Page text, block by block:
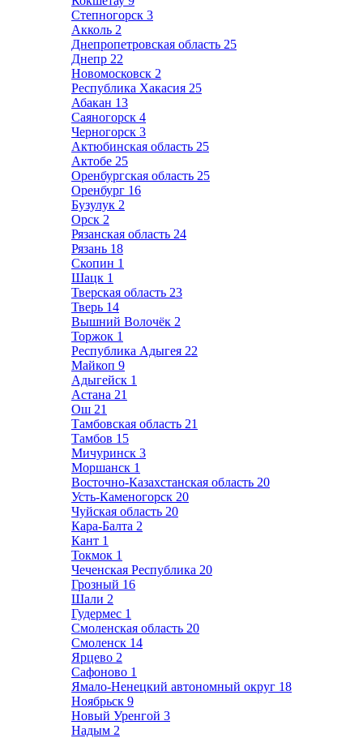
Степногорск 3
Акколь 2
Днепропетровская область 25
Днепр 22
Новомосковск 2
Республика Хакасия 25
Абакан 13
Саяногорск 4
Черногорск 3
Актюбинская область 25
Актобе 25
Оренбургская область 25
Оренбург 16
Бузулук 2
Орск 2
Рязанская область 24
Рязань 18
Скопин 1
Шацк 1
Тверская область 23
Тверь 14
Вышний Волочёк 2
Торжок 1
Республика Адыгея 22
Майкоп 9
Адыгейск 1
Астана 21
Ош 21
Тамбовская область 21
Тамбов 15
Мичуринск 3
Моршанск 1
Восточно-Казахстанская область 20
Усть-Каменогорск 20
Чуйская область 20
Кара-Балта 2
Кант 1
Токмок 1
Чеченская Республика 20
Грозный 16
Шали 2
Гудермес 1
Смоленская область 20
Смоленск 14
Ярцево 2
Сафоново 1
Ямало-Ненецкий автономный округ 18
Ноябрьск 9
Новый Уренгой 3
Надым 2